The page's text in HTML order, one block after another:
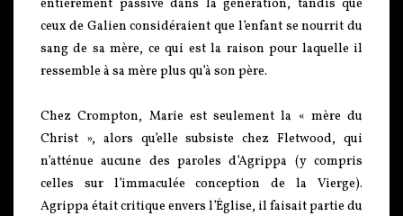
entièrement passive dans la génération, tandis que
ceux de Galien considéraient que l’enfant se nourrit du
sang de sa mère, ce qui est la raison pour laquelle il
ressemble à sa mère plus qu’à son père.
Chez Crompton, Marie est seulement la « mère du
Christ », alors qu’elle subsiste chez Fletwood, qui
n’atténue aucune des paroles d’Agrippa (y compris
celles sur l’immaculée conception de la Vierge).
Agrippa était critique envers l’Église, il faisait partie du